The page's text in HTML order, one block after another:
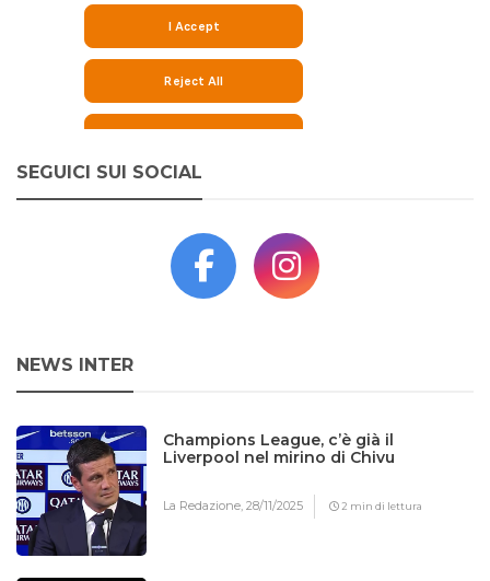
SEGUICI SUI SOCIAL
NEWS INTER
Champions League, c’è già il
Liverpool nel mirino di Chivu
La Redazione,28/11/2025 2 min di lettura